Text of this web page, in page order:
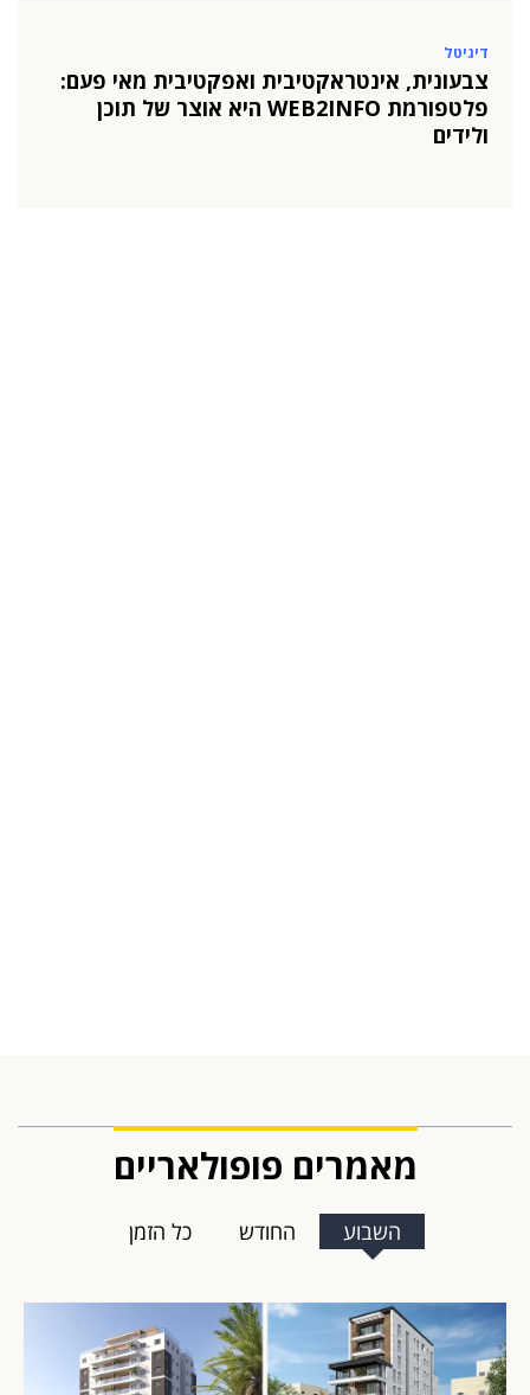
דיגיטל
צבעונית, אינטראקטיבית ואפקטיבית מאי פעם:
פלטפורמת WEB2INFO היא אוצר של תוכן
ולידים
מאמרים פופולאריים
השבוע החודש כל הזמן